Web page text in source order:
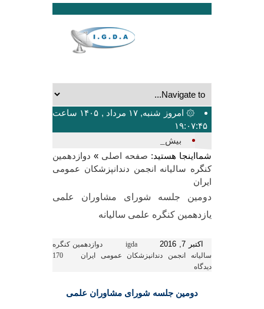
۞ امروز شنبه, ۱۷ مرداد , ۱۴۰۵ ساعت
۱۹:۰۷:۴۵
بیشترین تعدا_
شمااینجا هستید: صفحه اصلی » دوازدهمین
کنگره سالیانه انجمن دندانپزشکان عمومی
ایران
دومین جلسه شورای مشاوران علمی
یازدهمین کنگره علمی سالیانه
اکتبر 7, 2016 igda
دوازدهمین کنگره
سالیانه انجمن دندانپزشکان عمومی ایران
170
دیدگاه
دومین جلسه شورای مشاوران علمی